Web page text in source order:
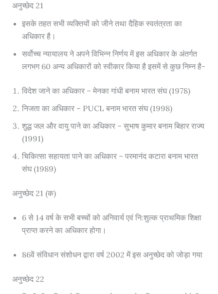
अनुच्छेद 21
इसके तहत सभी व्यक्तियों को जीने तथा दैहिक स्वतंत्रता का
अधिकार है।
सर्वोच्च न्यायालय ने अपने विभिन्न निर्णय में इस अधिकार के अंतर्गत
लगभग 60 अन्य अधिकारों को स्वीकार किया है इसमें से कुछ निम्न है-
विदेश जाने का अधिकार – मेनका गांधी बनाम भारत संघ (1978)
निजता का अधिकार – PUCL बनाम भारत संघ (1998)
शुद्ध जल और वायु पाने का अधिकार – सुभाष कुमार बनाम बिहार राज्य
(1991)
चिकित्सा सहायता पाने का अधिकार – परमानंद कटारा बनाम भारत
संघ (1989)
अनुच्छेद 21 (क)
6 से 14 वर्ष के सभी बच्चों को अनिवार्य एवं नि:शुल्क प्राथमिक शिक्षा
प्राप्त करने का अधिकार होगा।
86वें संविधान संशोधन द्वारा वर्ष 2002 में इस अनुच्छेद को जोड़ा गया
अनुच्छेद 22